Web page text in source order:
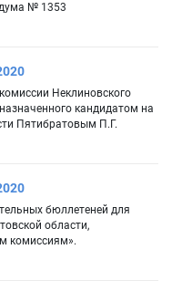
№ 1353
Неклиновского
кандидатом на
Пятибратовым П.Г.
бюллетеней для
области,
комиссиям».